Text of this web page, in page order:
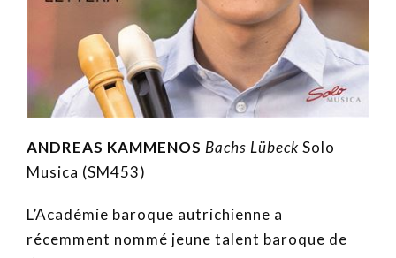
ANDREAS KAMMENOS Bachs Lübeck Solo
Musica (SM453)
L’Académie baroque autrichienne a
récemment nommé jeune talent baroque de